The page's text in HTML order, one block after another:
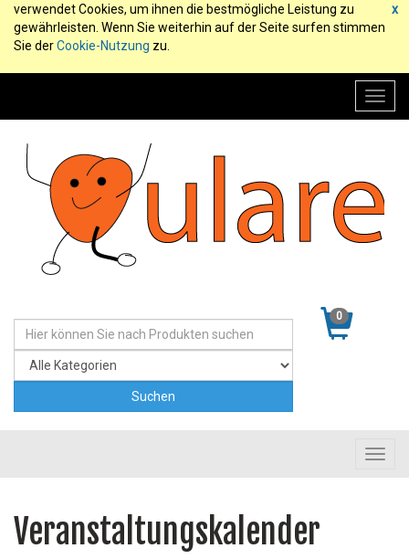
x
verwendet Cookies, um ihnen die bestmögliche Leistung zu
gewährleisten. Wenn Sie weiterhin auf der Seite surfen stimmen
Sie derCookie-Nutzung zu.
0
Veranstaltungskalender